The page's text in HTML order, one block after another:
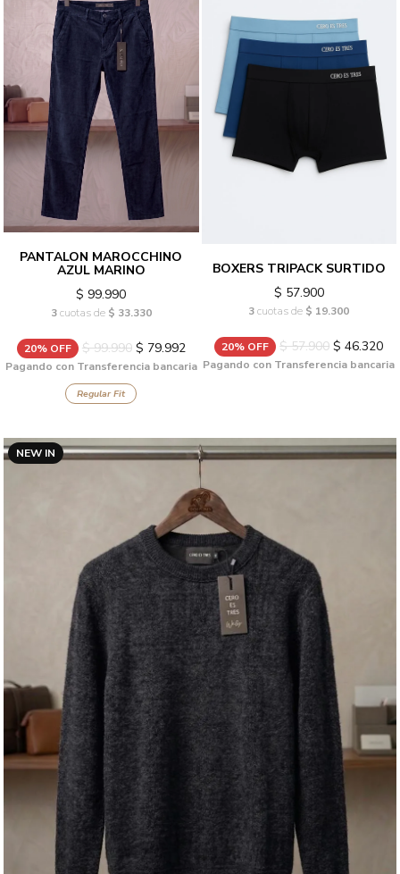
PANTALON MAROCCHINO
AZUL MARINO
$ 99.990
3cuotas de $ 33.330
20% OFF $ 99.990$ 79.992
Pagando con Transferencia bancaria
Regular Fit
BOXERS TRIPACK SURTIDO
$ 57.900
3cuotas de $ 19.300
20% OFF $ 57.900 $ 46.320
Pagando con Transferencia bancaria
NEW IN